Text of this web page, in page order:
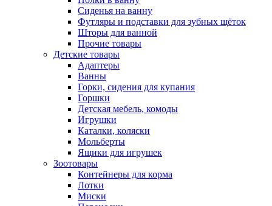
Сиденья на ванну
Футляры и подставки для зубных щёток
Шторы для ванной
Прочие товары
Детские товары
Адаптеры
Ванны
Горки, сидения для купания
Горшки
Детская мебель, комоды
Игрушки
Каталки, коляски
Мольберты
Ящики для игрушек
Зоотовары
Контейнеры для корма
Лотки
Миски